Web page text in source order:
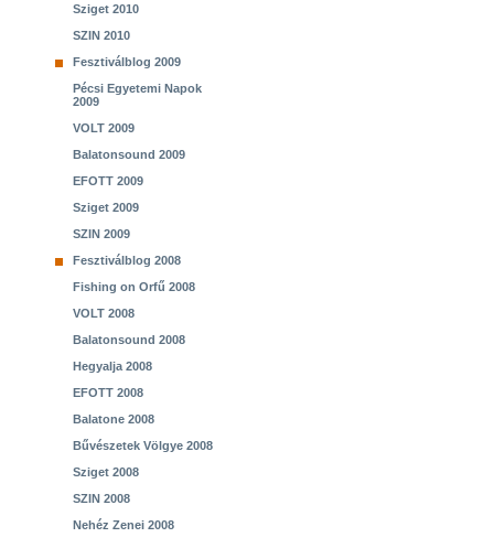
Sziget 2010
SZIN 2010
Fesztiválblog 2009
Pécsi Egyetemi Napok
2009
VOLT 2009
Balatonsound 2009
EFOTT 2009
Sziget 2009
SZIN 2009
Fesztiválblog 2008
Fishing on Orfű 2008
VOLT 2008
Balatonsound 2008
Hegyalja 2008
EFOTT 2008
Balatone 2008
Bűvészetek Völgye 2008
Sziget 2008
SZIN 2008
Nehéz Zenei 2008